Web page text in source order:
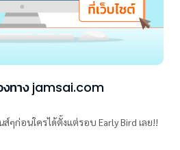
งทาง jamsai.com
ๆก่อนใครได้ตั้งแต่รอบ Early Bird เลย!!